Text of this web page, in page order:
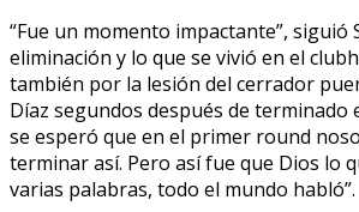
“Fue un momento impactante”, siguió
eliminación y lo que se vivió en el
también por la lesión del cerrador
Díaz segundos después de terminado
se esperó que en el primer round
terminar así. Pero así fue que Dios lo
varias palabras, todo el mundo habló”.